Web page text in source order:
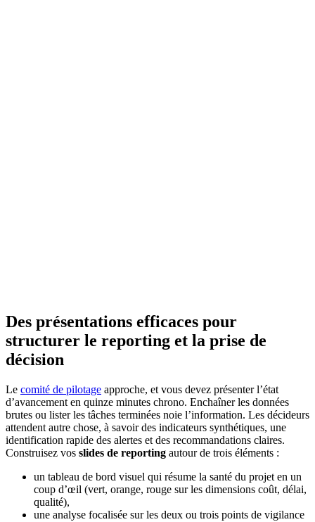
Des présentations efficaces pour
structurer le reporting et la prise de
décision
Le comité de pilotage approche, et vous devez présenter l’état
d’avancement en quinze minutes chrono. Enchaîner les données
brutes ou lister les tâches terminées noie l’information. Les décideurs
attendent autre chose, à savoir des indicateurs synthétiques, une
identification rapide des alertes et des recommandations claires.
Construisez vos slides de reporting autour de trois éléments :
un tableau de bord visuel qui résume la santé du projet en un
coup d’œil (vert, orange, rouge sur les dimensions coût, délai,
qualité),
une analyse focalisée sur les deux ou trois points de vigilance